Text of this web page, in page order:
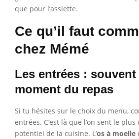
que pour l’assiette.
Ce qu’il faut
chez Mémé
Les entrées :
moment du repas
Si tu hésites sur le choix du menu,
entrées. C’est là que l’on sent le
potentiel de la cuisine. L’os à moelle